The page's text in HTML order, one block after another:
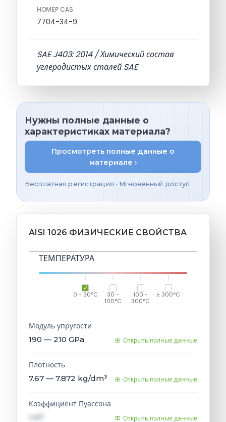
НОМЕР CAS
7704-34-9
SAE J403: 2014 / Химический состав
углеродистых сталей SAE
Нужны полные данные о
характеристиках материала?
Просмотреть полные данные о
материале ›
Бесплатная регистрация • Мгновенный доступ
AISI 1026 ФИЗИЧЕСКИЕ СВОЙСТВА
ТЕМПЕРАТУРА
0 - 30°C
30 -
100°C
100 -
300°C
≥ 300°C
Модуль упругости
190 — 210 GPa Открыть полные данные
Плотность
7.67 — 7.872 kg/dm³ Открыть полные данные
Коэффициент Пуассона
val1 Открыть полные данные